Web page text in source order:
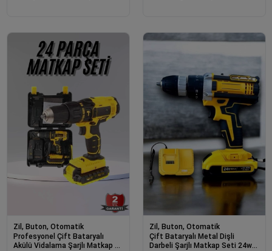
Zil, Buton, Otomatik
Profesyonel Çift Bataryalı
Akülü Vidalama Şarjlı Matkap 24
Zil, Buton, Otomatik
Çift Bataryalı Metal Dişli
Darbeli Şarjlı Matkap Seti 24w